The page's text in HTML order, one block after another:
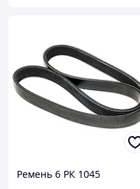
Ремень 6 РК 1045